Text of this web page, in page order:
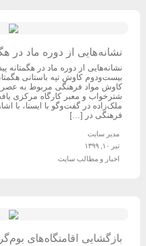
نشانه‌هایی از دوره ماد در
نشانه‌هایی از دوره ماد در
بیست‌ودوم کاوش تپه باستانی
شترخواب و معبر کارگاه مرکزی
ملک‌زاده در گفت‌وگو با ایسنا، با
فرهنگی در […]
مدیر سایت
تیر ۱۰, ۱۳۹۹
اخبار و مطالب سایت
بازگشایی اقامتگاه‌های